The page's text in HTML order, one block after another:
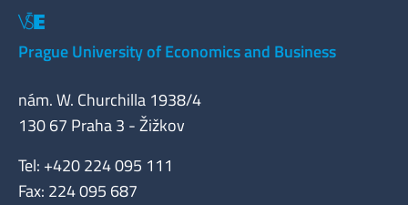
Prague University of Economics and Business
nám. W. Churchilla 1938/4
130 67 Praha 3 - Žižkov
Tel: +420 224 095 111
Fax: 224 095 687